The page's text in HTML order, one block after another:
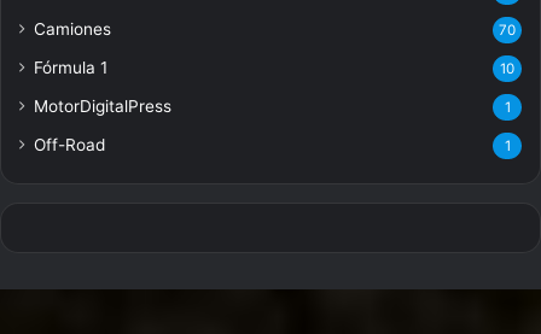
Camiones 70
Fórmula 1 10
MotorDigitalPress 1
Off-Road 1